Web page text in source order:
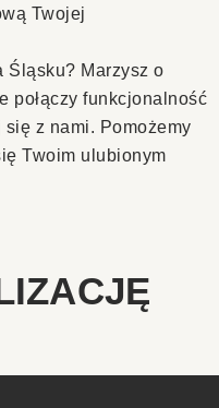
Twojej
Śląsku? Marzysz o
połączy funkcjonalność
z nami. Pomożemy
Twoim ulubionym